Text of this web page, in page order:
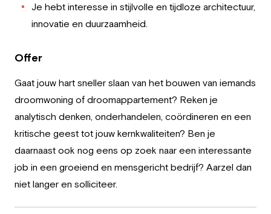
Je hebt interesse in stijlvolle en tijdloze architectuur,
innovatie en duurzaamheid.
Offer
Gaat jouw hart sneller slaan van het bouwen van iemands
droomwoning of droomappartement? Reken je
analytisch denken, onderhandelen, coördineren en een
kritische geest tot jouw kernkwaliteiten? Ben je
daarnaast ook nog eens op zoek naar een interessante
job in een groeiend en mensgericht bedrijf? Aarzel dan
niet langer en solliciteer.